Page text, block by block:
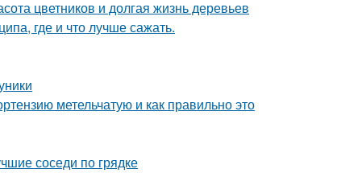
цветников и долгая жизнь деревьев
где и что лучше сажать.
метельчатую и как правильно это
соседи по грядке